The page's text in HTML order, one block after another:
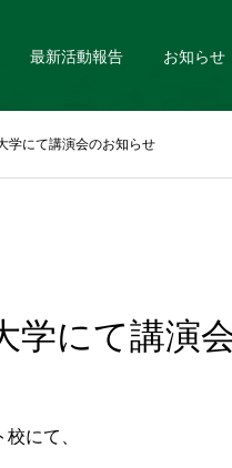
最新活動報告 お知らせ
学にて講演会のお知らせ
学にて講演
にて、